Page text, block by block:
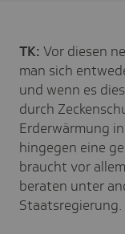
TK: Vor diesen
man sich
und wenn es
durch
Erderwärmung
hingegen eine
braucht vor
beraten unter
Staatsregierung.